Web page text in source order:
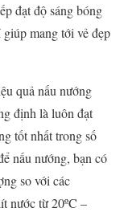
đạt độ sáng bóng
mang tới vẻ đẹp
quả nấu nướng
định là luôn đạt
tốt nhất trong số
nấu nướng, bạn có
so với các
nước từ 20ºC –